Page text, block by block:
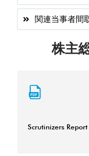
関連当事者間
株主
Scrutinizers